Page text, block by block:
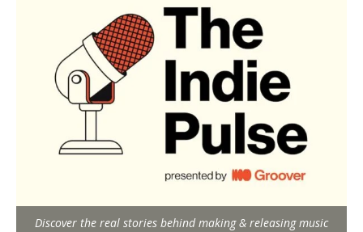
Discover the real stories behind making & releasing music